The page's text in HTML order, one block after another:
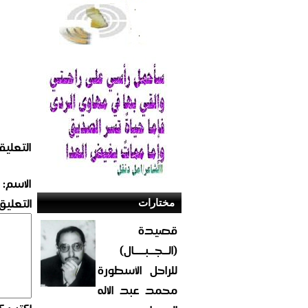
مختارات
قصيدة
(الــجــبــــال)
للراحل الأسطورة
محمد عبد الاله
الاسم: